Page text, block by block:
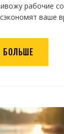
рабочие
ваше
БОЛЬШЕ